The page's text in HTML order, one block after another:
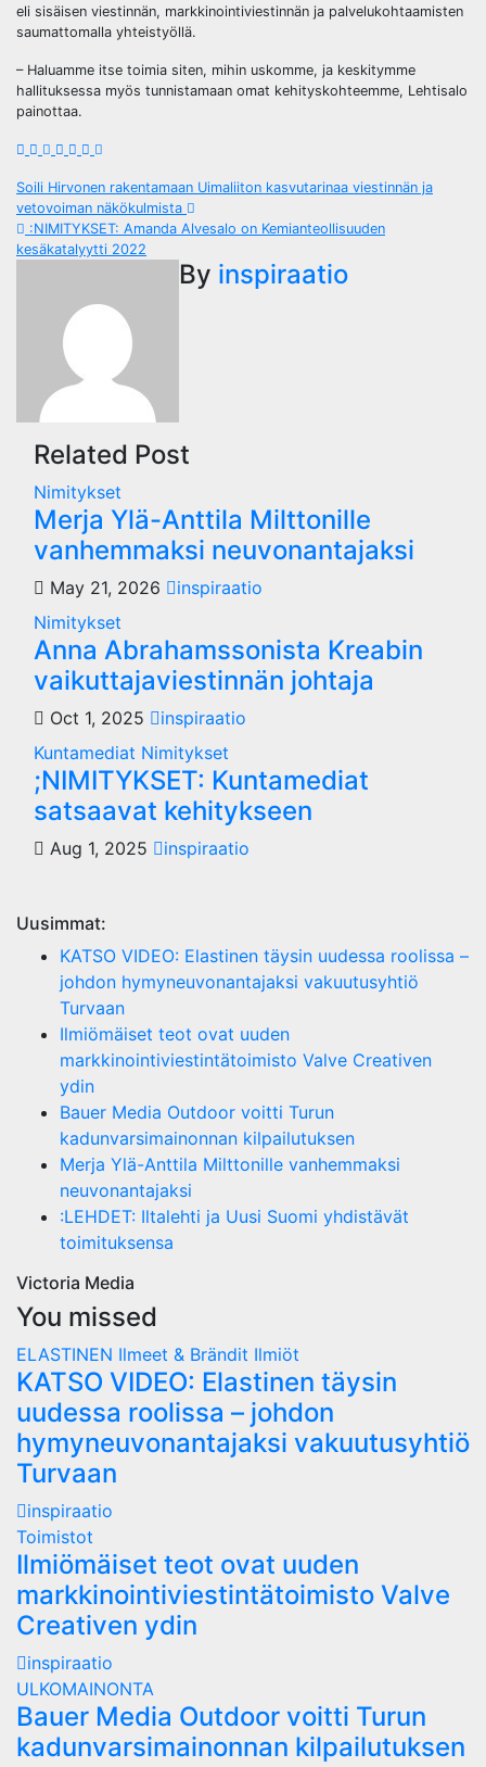
eli sisäisen viestinnän, markkinointiviestinnän ja palvelukohtaamisten
saumattomalla yhteistyöllä.
– Haluamme itse toimia siten, mihin uskomme, ja keskitymme
hallituksessa myös tunnistamaan omat kehityskohteemme, Lehtisalo
painottaa.
Post
navigation
Soili Hirvonen rakentamaan Uimaliiton kasvutarinaa viestinnän ja
vetovoiman näkökulmista
:NIMITYKSET: Amanda Alvesalo on Kemianteollisuuden
kesäkatalyytti 2022
By inspiraatio
Related Post
Nimitykset
Merja Ylä-Anttila Milttonille
vanhemmaksi neuvonantajaksi
May 21, 2026
inspiraatio
Nimitykset
Anna Abrahamssonista Kreabin
vaikuttajaviestinnän johtaja
Oct 1, 2025
inspiraatio
Kuntamediat Nimitykset
;NIMITYKSET: Kuntamediat
satsaavat kehitykseen
Aug 1, 2025 inspiraatio
Uusimmat:
KATSO VIDEO: Elastinen täysin uudessa roolissa –
johdon hymyneuvonantajaksi vakuutusyhtiö
Turvaan
Ilmiömäiset teot ovat uuden
markkinointiviestintätoimisto Valve Creativen
ydin
Bauer Media Outdoor voitti Turun
kadunvarsimainonnan kilpailutuksen
Merja Ylä-Anttila Milttonille vanhemmaksi
neuvonantajaksi
:LEHDET: Iltalehti ja Uusi Suomi yhdistävät
toimituksensa
Victoria Media
You missed
ELASTINEN Ilmeet & Brändit Ilmiöt
KATSO VIDEO: Elastinen täysin
uudessa roolissa – johdon
hymyneuvonantajaksi vakuutusyhtiö
Turvaan
inspiraatio
Toimistot
Ilmiömäiset teot ovat uuden
markkinointiviestintätoimisto Valve
Creativen ydin
inspiraatio
ULKOMAINONTA
Bauer Media Outdoor voitti Turun
kadunvarsimainonnan kilpailutuksen